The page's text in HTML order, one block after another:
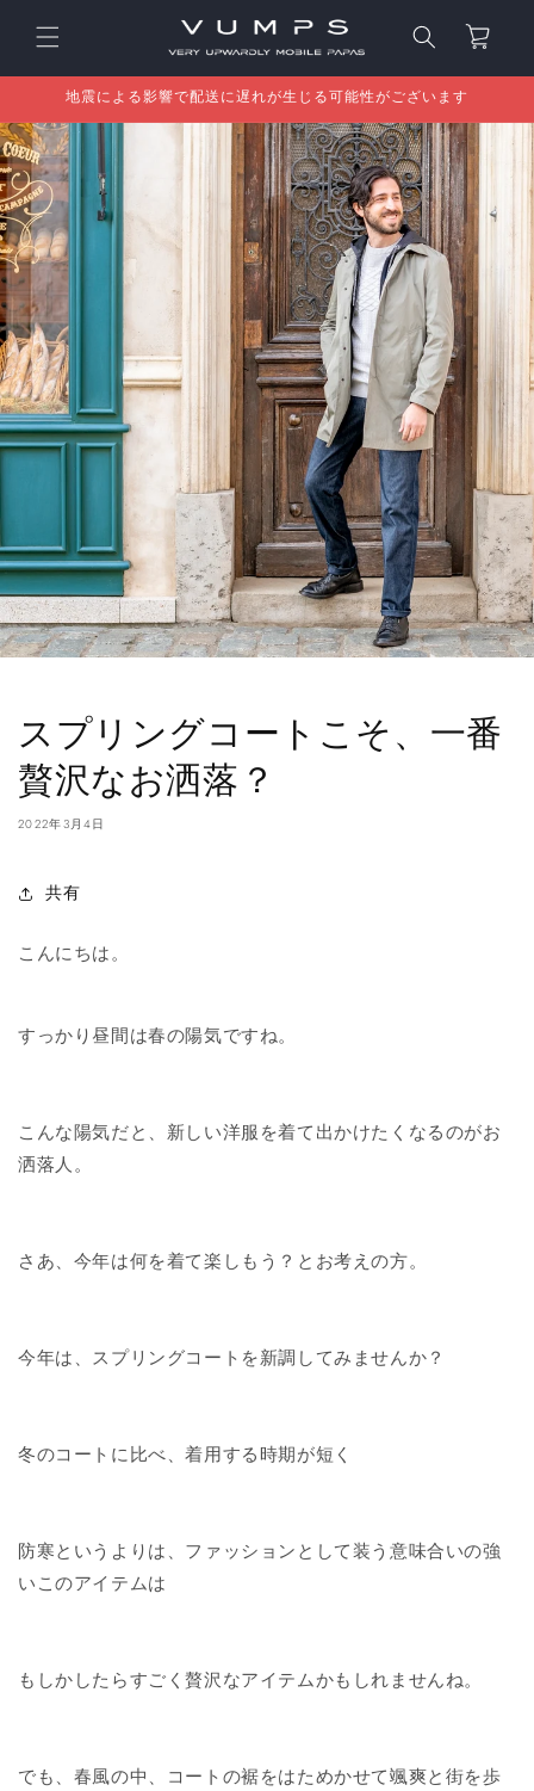
ンツに
進む
ー
地震による影響で配送に遅れが生じる可能性がございます
スプリングコートこそ、一番
贅沢なお洒落？
2022年3月4日
共有
こんにちは。
すっかり昼間は春の陽気ですね。
こんな陽気だと、新しい洋服を着て出かけたくなるのがお
洒落人。
さあ、今年は何を着て楽しもう？とお考えの方。
今年は、スプリングコートを新調してみませんか？
冬のコートに比べ、着用する時期が短く
防寒というよりは、ファッションとして装う意味合いの強
いこのアイテムは
もしかしたらすごく贅沢なアイテムかもしれませんね。
でも、春風の中、コートの裾をはためかせて颯爽と街を歩